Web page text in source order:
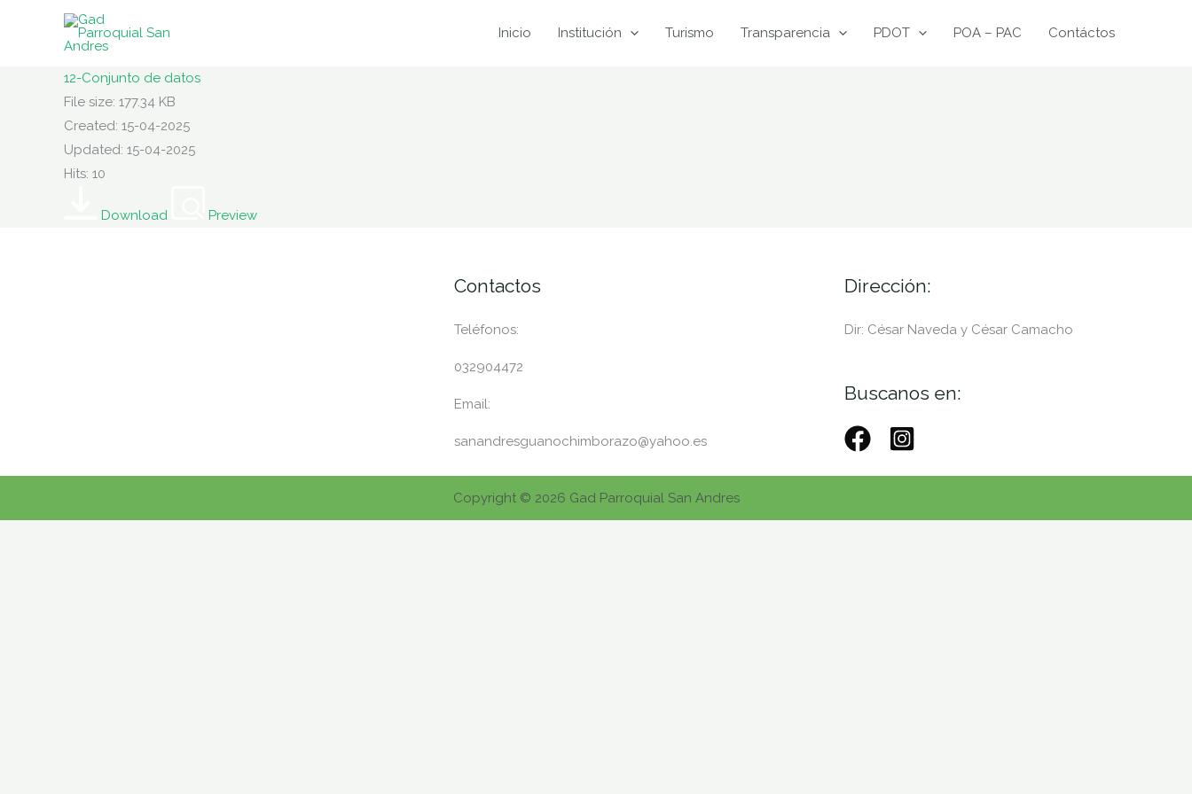
Inicio Institución Turismo Transparencia PDOT POA – PAC Contáctos
12-Conjunto de datos
File size: 177.34 KB
Created: 15-04-2025
Updated: 15-04-2025
Hits: 10
Download Preview
Contactos
Teléfonos:
032904472
Email:
sanandresguanochimborazo@yahoo.es
Dirección:
Dir: César Naveda y César Camacho
Buscanos en:
Copyright © 2026 Gad Parroquial San Andres